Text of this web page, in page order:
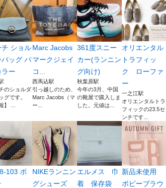
チ ショル
バッグ バ
ラー
のショルダ
グです。
】 ...
Marc Jacobs
マークジェイ
コ...
西馬込駅
引っ越しのため、
Marc Jacobs（マ
ー...
361度スニー
カー(ランニン
グ向け)
秋葉原駅
今年の3月、中国
の靴屋で購入しま
した。元値は...
オリエンタル
トラフィッ
ク ローファ
ー
一之江駅
オリエンタルトラ
フィックの23.5セ
ンチです...
103 ポ
NIKEランニン
グシューズ
エルメス 巾
着 保存袋
新品未使用
ボビーブラウ